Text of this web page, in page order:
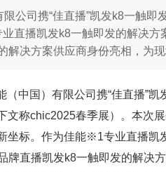
公司携“佳直播”凯发k8一触
直播凯发k8一触即发的解决方
解决方案供应商身份亮相，为
（中国）有限公司携“佳直播”
文称chic2025春季展）。本次
坐标。作为佳能※1专业直播凯
牌直播凯发k8一触即发的解决